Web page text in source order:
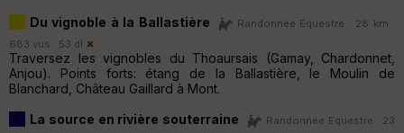
Du vignoble à la Ballastière
Randonnée Equestre · 28 km ·
683 vus · 53 dl
Traversez les vignobles du Thoaursais (Gamay, Chardonnet,
Anjou). Points forts: étang de la Ballastière, le Moulin de
Blanchard, Château Gaillard à Mont.
La source en rivière souterraine
Randonnée Equestre · 23